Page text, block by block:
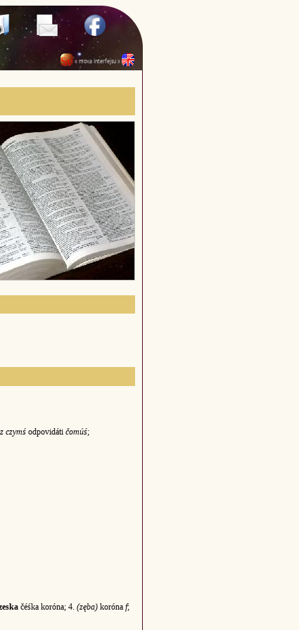
« mova interfejsu »
z czymś odpovidáti čomúś;
čéśka koróna; 4. (zęba) koróna f;